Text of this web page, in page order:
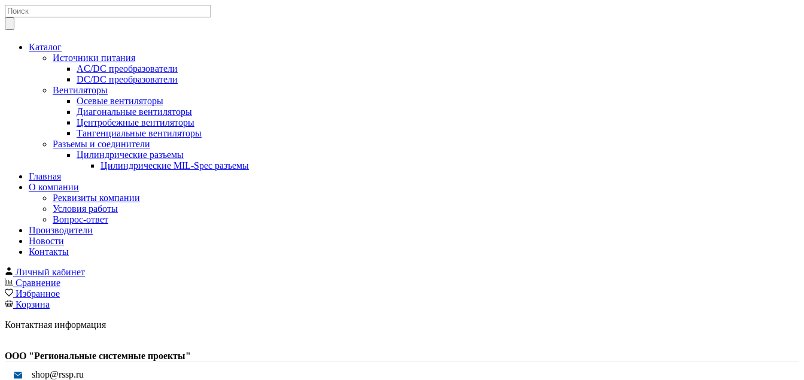
Каталог
Источники питания
AC/DC преобразователи
DC/DC преобразователи
Вентиляторы
Осевые вентиляторы
Диагональные вентиляторы
Центробежные вентиляторы
Тангенциальные вентиляторы
Разъемы и соединители
Цилиндрические разъемы
Цилиндрические MIL-Spec разъемы
Главная
О компании
Реквизиты компании
Условия работы
Вопрос-ответ
Производители
Новости
Контакты
Личный кабинет
Сравнение
Избранное
Корзина
Контактная информация
ООО "Региональные системные проекты"
shop@rssp.ru